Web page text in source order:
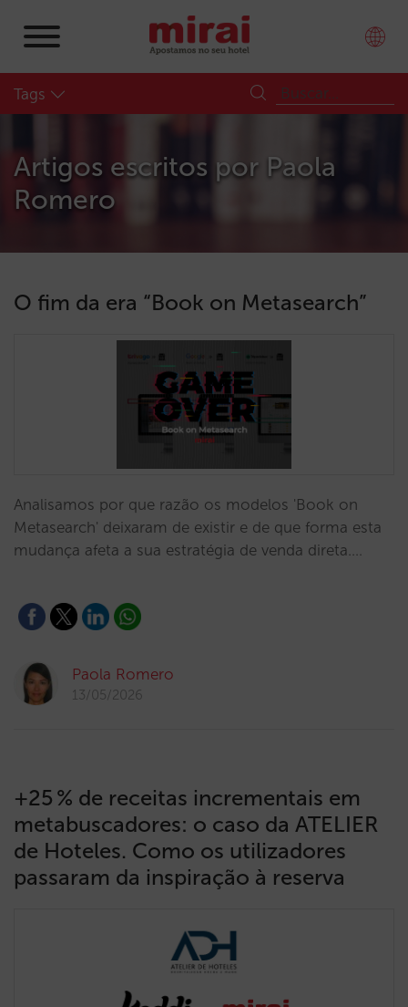
Tags
Artigos escritos por Paola
Romero
O fim da era “Book on Metasearch”
Analisamos por que razão os modelos 'Book on
Metasearch' deixaram de existir e de que forma esta
mudança afeta a sua estratégia de venda direta.…
Paola Romero
13/05/2026
+25 % de receitas incrementais em
metabuscadores: o caso da ATELIER
de Hoteles. Como os utilizadores
passaram da inspiração à reserva